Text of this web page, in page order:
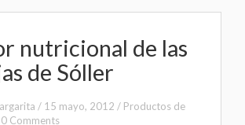
nutricional de las
de Sóller
/ 15 mayo, 2012 / Productos de
0 Comments